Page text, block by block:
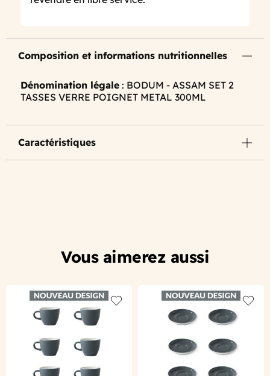
Composition et informations nutritionnelles
Dénomination légale : BODUM - ASSAM SET 2
TASSES VERRE POIGNET METAL 300ML
Caractéristiques
Vous aimerez aussi
Add to wishlist